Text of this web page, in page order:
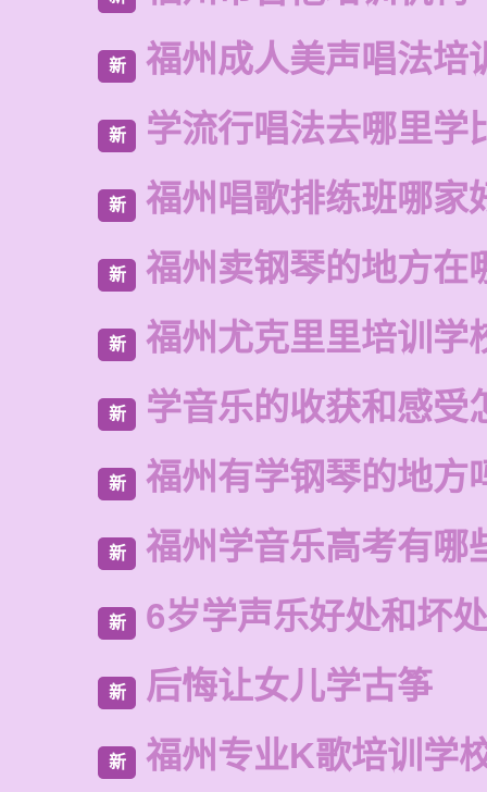
新 福州成人美声唱法培
新 学流行唱法去哪里学
新 福州唱歌排练班哪家
新 福州卖钢琴的地方在
新 福州尤克里里培训学
新 学音乐的收获和感受
新 福州有学钢琴的地方
新 福州学音乐高考有哪
新 6岁学声乐好处和坏处
新 后悔让女儿学古筝
新 福州专业K歌培训学